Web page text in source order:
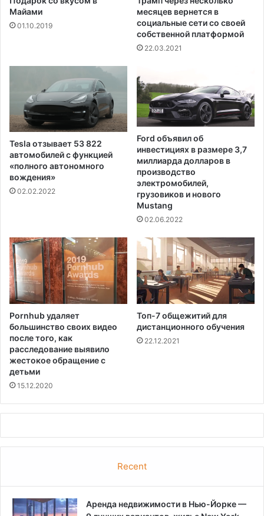
Майами
01.10.2019
месяцев вернется в
социальные сети со своей
собственной платформой
22.03.2021
Tesla отзывает 53 822
автомобилей с функцией
«полного автономного
вождения»
02.02.2022
Ford объявил об
инвестициях в размере 3,7
миллиарда долларов в
производство
электромобилей,
грузовиков и нового
Mustang
02.06.2022
Pornhub удаляет
большинство своих видео
после того, как
расследование выявило
жестокое обращение с
детьми
15.12.2020
Топ-7 общежитий для
дистанционного обучения
22.12.2021
Recent
Аренда недвижимости в Нью-Йорке —